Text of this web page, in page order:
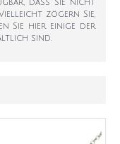
dass Sie nicht
zögern Sie,
Sie hier einige der
sind.